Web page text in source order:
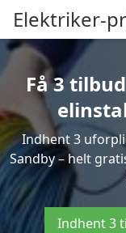
Elektriker-
Få 3
Indhent 3
Sandby – helt
Indhent 3